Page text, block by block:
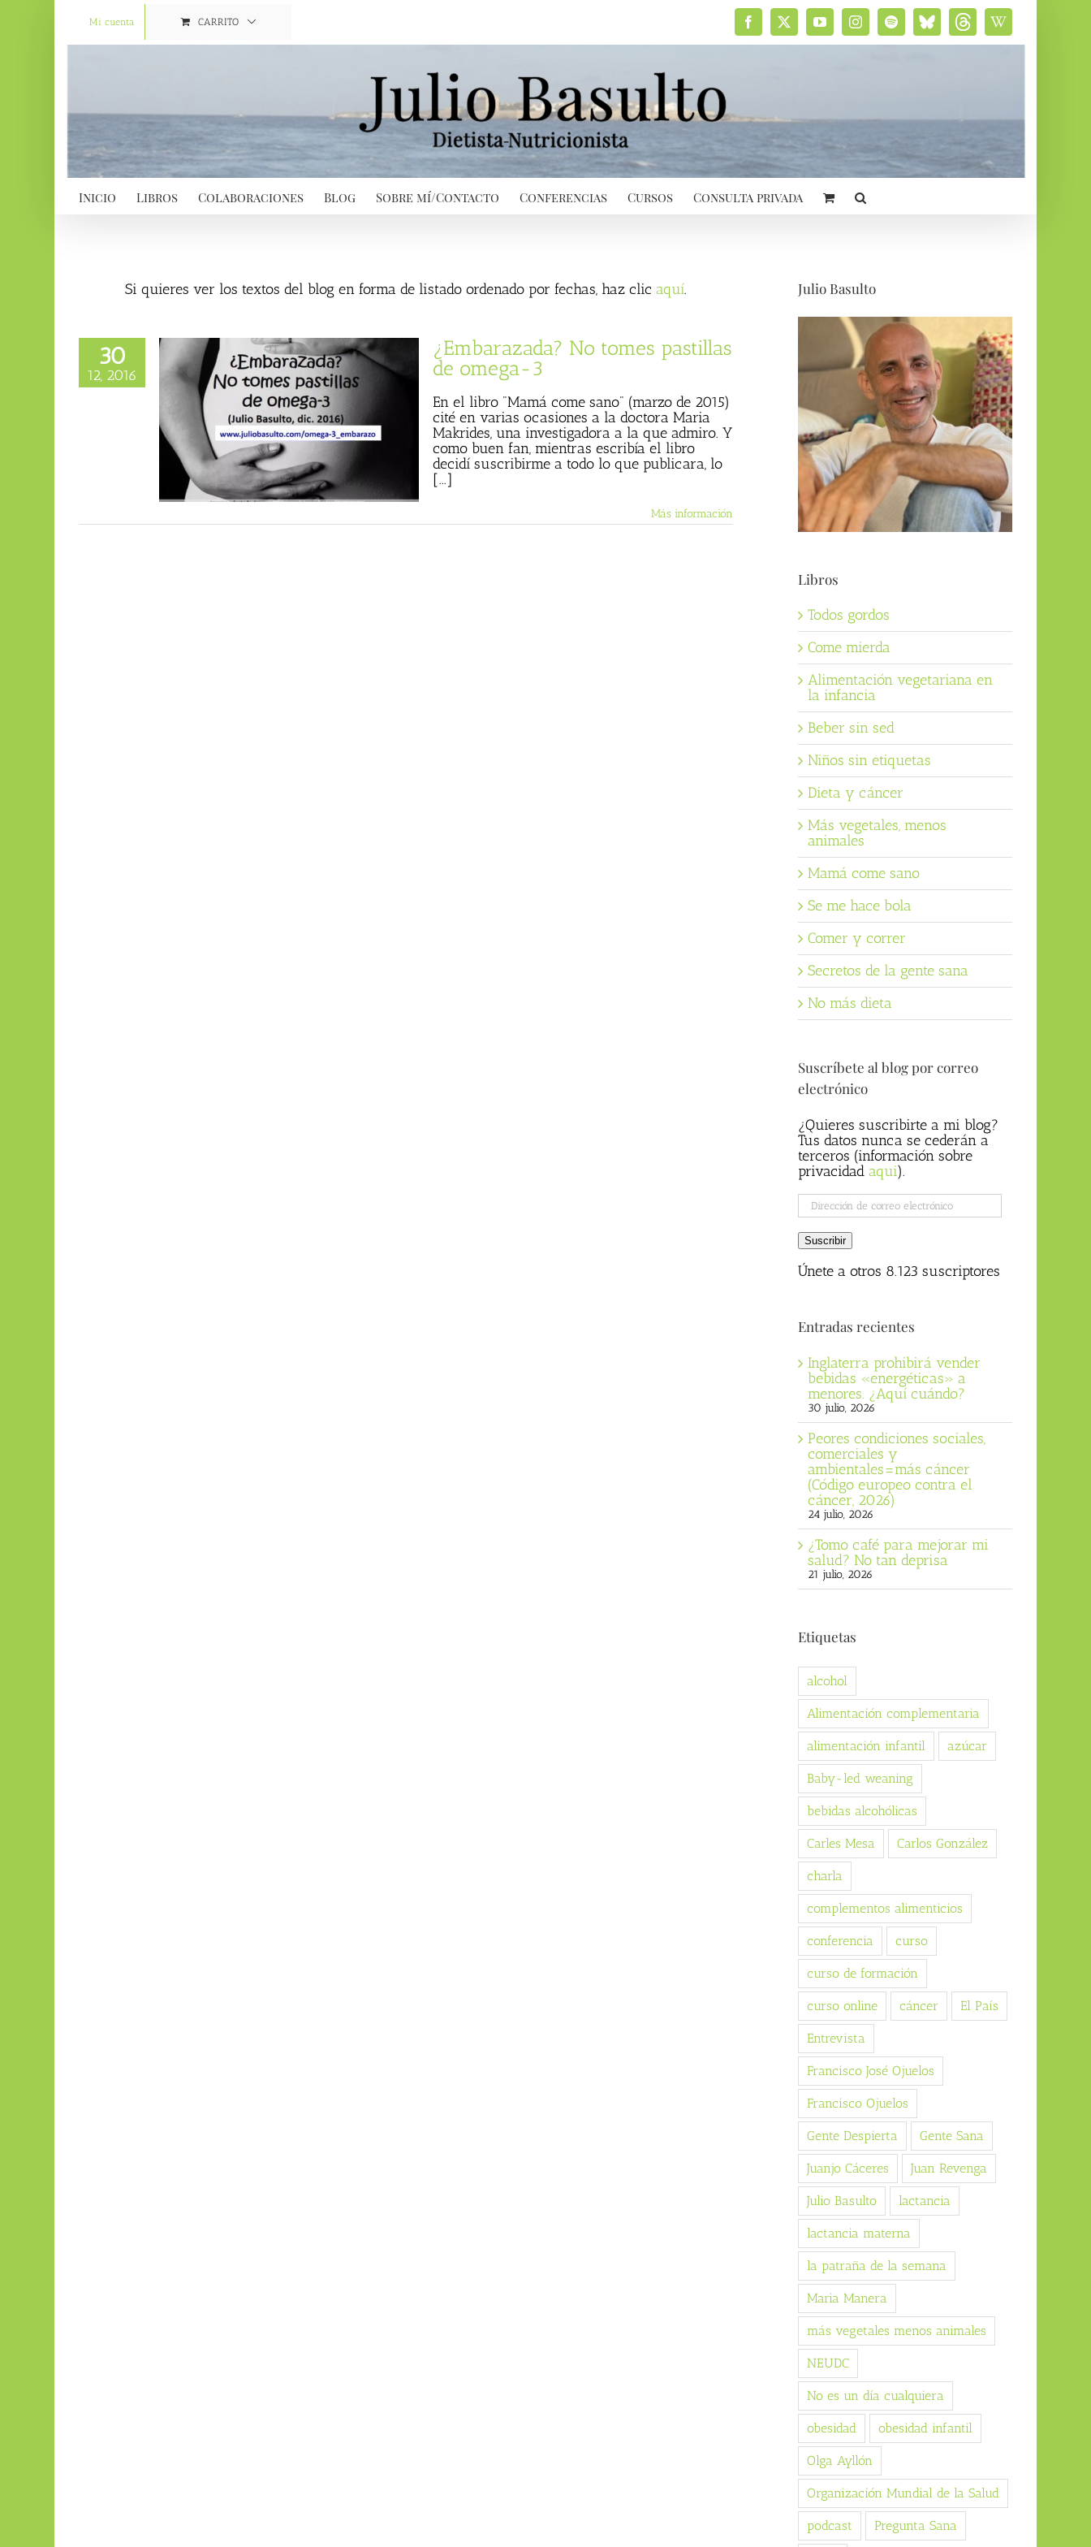
Mi cuenta CARRITO Facebook
X YouTubeInstagramSpotifyBluesky
social
ThreadsWikipedia
Inicio Libros Colaboraciones Blog Sobre mí/Contacto Conferencias Cursos Consulta privada
Si quieres ver los textos del blog en forma de listado ordenado por fechas, haz clic aquí.
30
12, 2016
¿Embarazada? No tomes pastillas
de omega-3
En el libro "Mamá come sano" (marzo de 2015)
cité en varias ocasiones a la doctora Maria
Makrides, una investigadora a la que admiro. Y
como buen fan, mientras escribía el libro
decidí suscribirme a todo lo que publicara, lo
[...]
Más información
Julio Basulto
Libros
Todos gordos
Come mierda
Alimentación vegetariana en
la infancia
Beber sin sed
Niños sin etiquetas
Dieta y cáncer
Más vegetales, menos
animales
Mamá come sano
Se me hace bola
Comer y correr
Secretos de la gente sana
No más dieta
Suscríbete al blog por correo
electrónico
¿Quieres suscribirte a mi blog?
Tus datos nunca se cederán a
terceros (información sobre
privacidad aqui).
Dirección
de
correo
electrónico
Suscribir
Únete a otros 8.123 suscriptores
Entradas recientes
Inglaterra prohibirá vender
bebidas «energéticas» a
menores. ¿Aquí cuándo?
30 julio, 2026
Peores condiciones sociales,
comerciales y
ambientales=más cáncer
(Código europeo contra el
cáncer, 2026)
24 julio, 2026
¿Tomo café para mejorar mi
salud? No tan deprisa
21 julio, 2026
Etiquetas
alcohol
Alimentación complementaria
alimentación infantil azúcar
Baby-led weaning
bebidas alcohólicas
Carles Mesa Carlos González
charla
complementos alimenticios
conferencia curso
curso de formación
curso online cáncer El País
Entrevista
Francisco José Ojuelos
Francisco Ojuelos
Gente Despierta Gente Sana
Juanjo Cáceres Juan Revenga
Julio Basulto lactancia
lactancia materna
la patraña de la semana
Maria Manera
más vegetales menos animales
NEUDC
No es un día cualquiera
obesidad obesidad infantil
Olga Ayllón
Organización Mundial de la Salud
podcast Pregunta Sana